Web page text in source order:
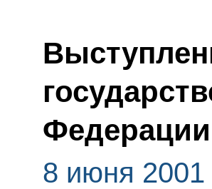
Федерации
8 июня 2001